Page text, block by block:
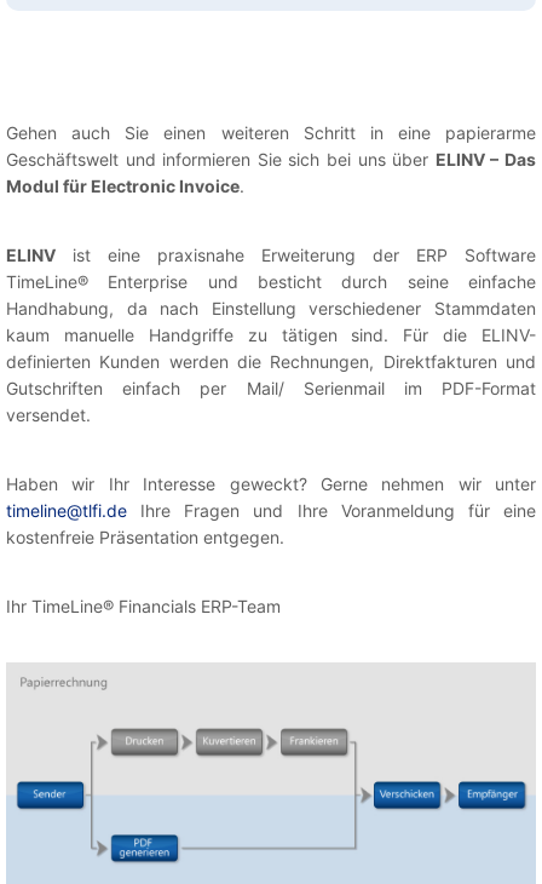
Gehen auch Sie einen weiteren Schritt in eine papierarme
Geschäftswelt und informieren Sie sich bei uns über ELINV – Das
Modul für Electronic Invoice.
ELINV ist eine praxisnahe Erweiterung der ERP Software
TimeLine® Enterprise und besticht durch seine einfache
Handhabung, da nach Einstellung verschiedener Stammdaten
kaum manuelle Handgriffe zu tätigen sind. Für die ELINV-
definierten Kunden werden die Rechnungen, Direktfakturen und
Gutschriften einfach per Mail/ Serienmail im PDF-Format
versendet.
Haben wir Ihr Interesse geweckt? Gerne nehmen wir unter
timeline@tlfi.de Ihre Fragen und Ihre Voranmeldung für eine
kostenfreie Präsentation entgegen.
Ihr TimeLine® Financials ERP-Team